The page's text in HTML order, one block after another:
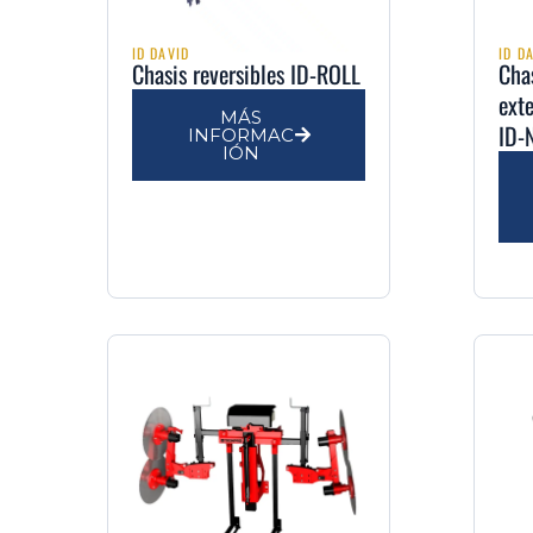
ID DAVID
Chasis reversibles ID-ROLL
MÁS
INFORMAC
IÓN
ID
ID-